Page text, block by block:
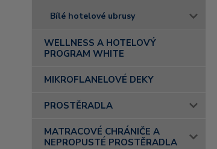
Bílé hotelové ubrusy
WELLNESS A HOTELOVÝ
PROGRAM WHITE
MIKROFLANELOVÉ DEKY
PROSTĚRADLA
MATRACOVÉ CHRÁNIČE A
NEPROPUSTÉ PROSTĚRADLA